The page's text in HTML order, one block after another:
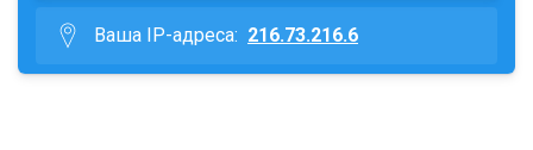
Ваша IP-адреса: 216.73.216.6